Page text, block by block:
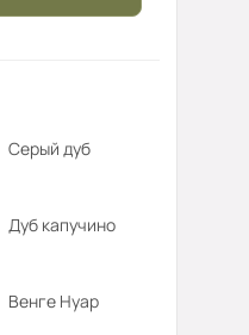
Серый дуб
Дуб капучино
Венге Нуар